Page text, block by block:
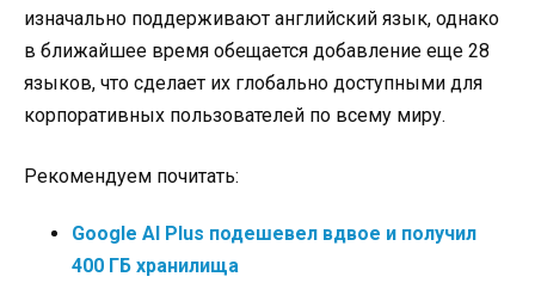
изначально поддерживают английский язык, однако
в ближайшее время обещается добавление еще 28
языков, что сделает их глобально доступными для
корпоративных пользователей по всему миру.
Рекомендуем почитать:
Google AI Plus подешевел вдвое и получил
400 ГБ хранилища